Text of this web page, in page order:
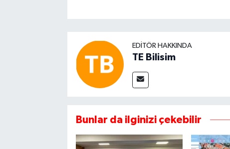
EDITÖR HAKKINDA
TE Bilisim
Bunlar da ilginizi çekebilir